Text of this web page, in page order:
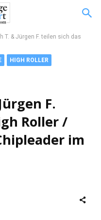
T. & Jürgen F. teilen sich das
HIGH ROLLER
F.
Roller /
im